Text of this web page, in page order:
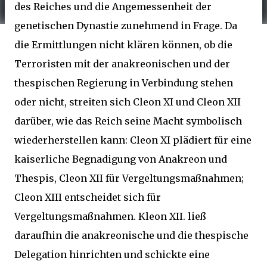
des Reiches und die Angemessenheit der
genetischen Dynastie zunehmend in Frage. Da
die Ermittlungen nicht klären können, ob die
Terroristen mit der anakreonischen und der
thespischen Regierung in Verbindung stehen
oder nicht, streiten sich Cleon XI und Cleon XII
darüber, wie das Reich seine Macht symbolisch
wiederherstellen kann: Cleon XI plädiert für eine
kaiserliche Begnadigung von Anakreon und
Thespis, Cleon XII für Vergeltungsmaßnahmen;
Cleon XIII entscheidet sich für
Vergeltungsmaßnahmen. Kleon XII. ließ
daraufhin die anakreonische und die thespische
Delegation hinrichten und schickte eine